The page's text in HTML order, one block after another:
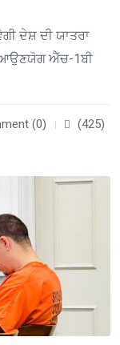
ਦੇਸ਼ ਦੀ ਯਾਤਰਾ
ਐੱਚ-1ਬੀ
(0) (425)